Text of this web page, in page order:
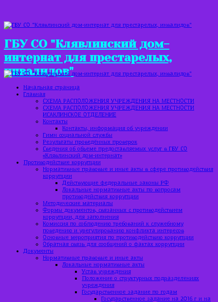
ГБУ СО "Клявлинский дом-
интернат для престарелых,
инвалидов"
Начальная страница
Главная
СХЕМА РАСПОЛОЖЕНИЯ УЧРЕЖДЕНИЯ НА МЕСТНОСТИ
СХЕМА РАСПОЛОЖЕНИЯ УЧРЕЖДЕНИЯ НА МЕСТНОСТИ
ИСАКЛИНСКОЕ ОТДЕЛЕНИЕ
Контакты
Контакты, информация об учреждении
Гимн социальной службы
Результаты проведённых проверок
Сведения об объеме предоставляемых услуг в ГБУ СО
«Клявлинский дом-интернат»
Противодействие коррупции
Нормативные правовые и иные акты в сфере противодействия
коррупции
Действующие федеральные законы РФ
Локальные нормативные акты по вопросам
противодействия коррупции
Методические материалы
Формы документов, связанных с противодействием
коррупции, для заполнения
Комиссия по соблюдению требований к служебному
поведению и урегулированию конфликта интересов
Основные мероприятия по противодействию коррупции
Обратная связь для сообщений о фактах коррупции
Документы
Нормативные правовые и иные акты
Локальные нормативные акты
Устав учреждения
Положение о структурных подразделениях
учреждения
Государственное задание по годам
Государственное задание на 2016 г и на